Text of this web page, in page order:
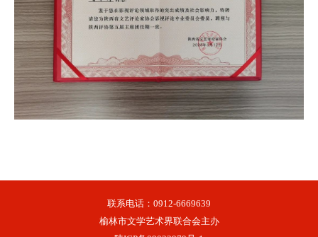
联系电话：0912-6669639
榆林市文学艺术界联合会主办